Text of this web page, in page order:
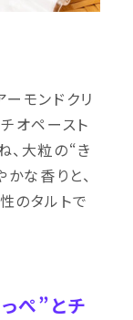
モンドクリ
オペースト
、大粒の“き
な香りと、
のタルトで
ぺ”とチ